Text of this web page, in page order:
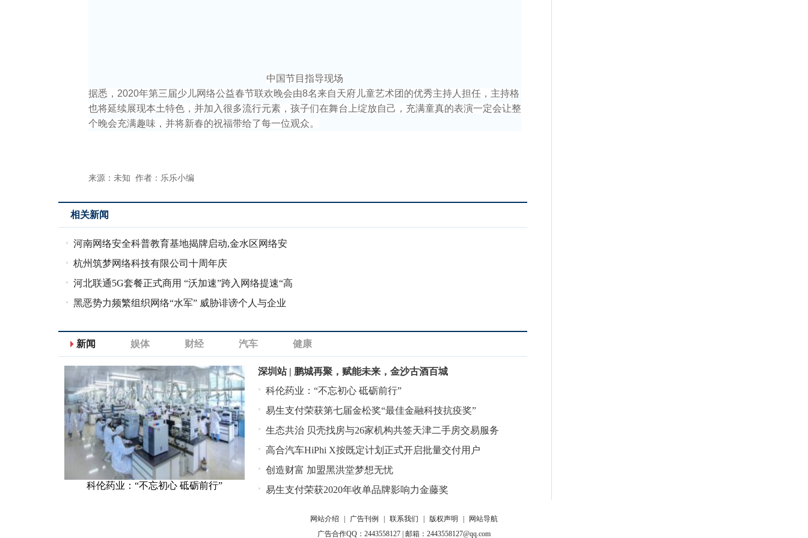
中国节目指导现场
据悉，2020年第三届少儿网络公益春节联欢晚会由8名来自天府儿童艺术团的优秀主持人担任，主持格
也将延续展现本土特色，并加入很多流行元素，孩子们在舞台上绽放自己，充满童真的表演一定会让整
个晚会充满趣味，并将新春的祝福带给了每一位观众。
来源：未知 作者：乐乐小编
相关新闻
河南网络安全科普教育基地揭牌启动,金水区网络安
全系列活动隆
杭州筑梦网络科技有限公司十周年庆
河北联通5G套餐正式商用 “沃加速”跨入网络提速“高
速路”
黑恶势力频繁组织网络“水军” 威胁诽谤个人与企业
新闻 娱体 财经 汽车 健康
科伦药业：“不忘初心 砥砺前行”
深圳站 | 鹏城再聚，赋能未来，金沙古酒百城
科伦药业：“不忘初心 砥砺前行”
易生支付荣获第七届金松奖“最佳金融科技抗疫奖”
生态共治 贝壳找房与26家机构共签天津二手房交易服务
高合汽车HiPhi X按既定计划正式开启批量交付用户
创造财富 加盟黑洪堂梦想无忧
易生支付荣获2020年收单品牌影响力金藤奖
网站介绍 广告刊例 联系我们 版权声明
网站导航
广告合作QQ：2443558127 | 邮箱：2443558127@qq.com